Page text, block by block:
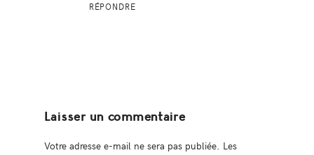
RÉPONDRE
Laisser un commentaire
Votre adresse e-mail ne sera pas publiée. Les